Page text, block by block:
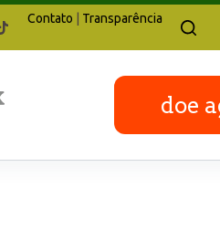
Contato | Transparência
doe